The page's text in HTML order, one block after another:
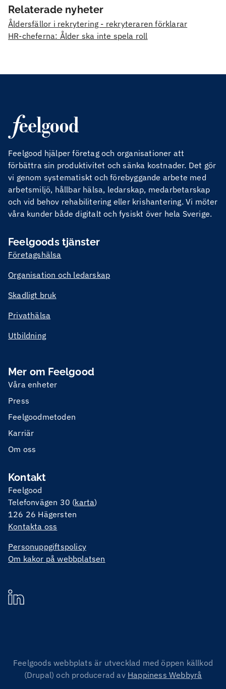
Relaterade nyheter
Åldersfällor i rekrytering - rekryteraren förklarar
HR-cheferna: Ålder ska inte spela roll
Feelgood hjälper företag och organisationer att
förbättra sin produktivitet och sänka kostnader. Det gör
vi genom systematiskt och förebyggande arbete med
arbetsmiljö, hållbar hälsa, ledarskap, medarbetarskap
och vid behov rehabilitering eller krishantering. Vi möter
våra kunder både digitalt och fysiskt över hela Sverige.
Feelgoods tjänster
Företagshälsa
Organisation och ledarskap
Skadligt bruk
Privathälsa
Utbildning
Mer om Feelgood
Våra enheter
Press
Feelgoodmetoden
Karriär
Om oss
Kontakt
Feelgood
Telefonvägen 30 (karta)
126 26 Hägersten
Kontakta oss
Personuppgiftspolicy
Om kakor på webbplatsen
Feelgoods webbplats är utvecklad med öppen källkod
(Drupal) och producerad av Happiness Webbyrå